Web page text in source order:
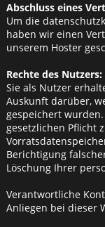
Abschluss eines
Um die
haben wir einen
unserem Hoster
Rechte des
Sie als Nutzer
Auskunft darüber,
gespeichert
gesetzlichen Pflicht
Berichtigung
Löschung Ihrer
Verantwortliche
Anliegen bei dieser